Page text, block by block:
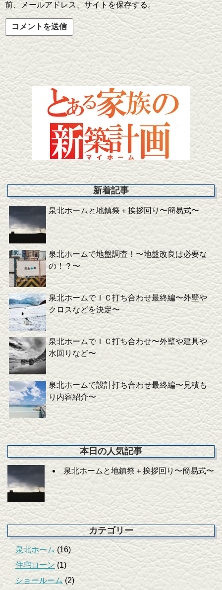
前、メールアドレス、サイトを保存する。
新着記事
泉北ホームと地鎮祭＋挨拶回り〜簡易式〜
泉北ホームで地盤調査！〜地盤改良は必要な
の！？〜
泉北ホームでＩＣ打ち合わせ最終編〜外壁や
クロスなどを決定〜
泉北ホームでＩＣ打ち合わせ〜外壁や建具や
水回りなど〜
泉北ホームで設計打ち合わせ最終編〜見積も
り内容紹介〜
本日の人気記事
泉北ホームと地鎮祭＋挨拶回り〜簡易式〜
カテゴリー
泉北ホーム (16)
住宅ローン(1)
ショールーム(2)